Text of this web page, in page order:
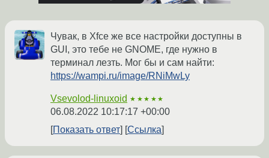
Чувак, в Xfce же все настройки доступны в
GUI, это тебе не GNOME, где нужно в
терминал лезть. Мог бы и сам найти:
https://wampi.ru/image/RNiMwLy
Vsevolod-linuxoid ★★★★★
06.08.2022 10:17:17 +00:00
Показать ответ
Ссылка